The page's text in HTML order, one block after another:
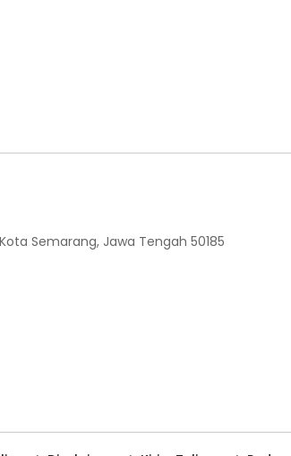
Semarang, Jawa Tengah 50185